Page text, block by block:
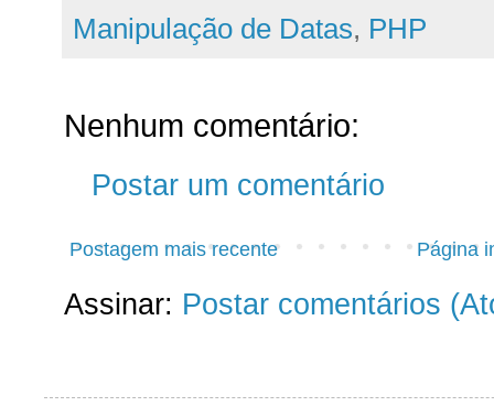
Manipulação de Datas, PHP
Nenhum comentário:
Postar um comentário
Postagem mais recente Página
Assinar: Postar comentários